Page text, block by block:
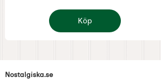
Köp
Nickel godis gammeldags
Sidfot Blandad info och länkar
Nostalgiska.se